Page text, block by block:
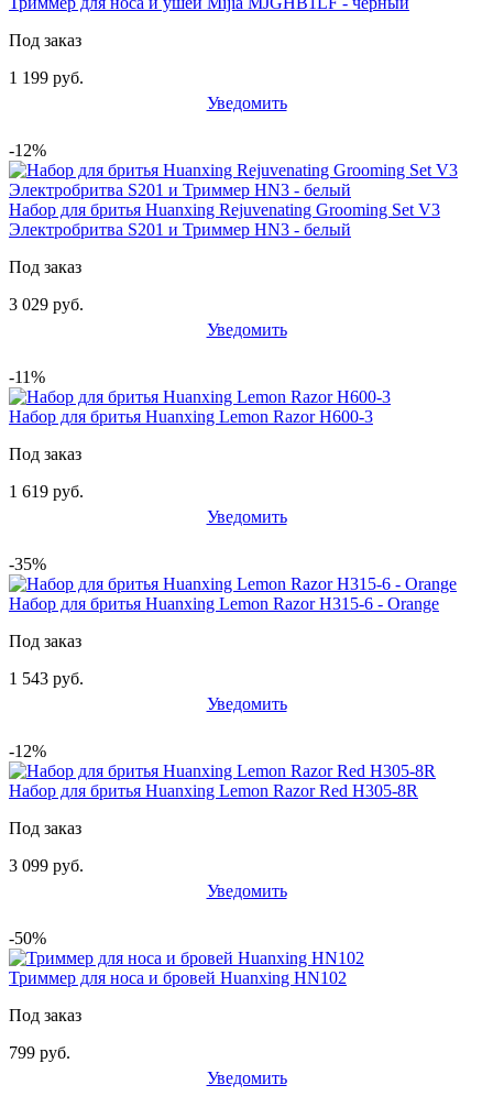
Под заказ
1 199 руб.
Уведомить
-12%
Набор для бритья Huanxing Rejuvenating Grooming Set V3
Электробритва S201 и Триммер HN3 - белый
Под заказ
3 029 руб.
Уведомить
-11%
Набор для бритья Huanxing Lemon Razor H600-3
Под заказ
1 619 руб.
Уведомить
-35%
Набор для бритья Huanxing Lemon Razor H315-6 - Orange
Под заказ
1 543 руб.
Уведомить
-12%
Набор для бритья Huanxing Lemon Razor Red H305-8R
Под заказ
3 099 руб.
Уведомить
-50%
Триммер для носа и бровей Huanxing HN102
Под заказ
799 руб.
Уведомить